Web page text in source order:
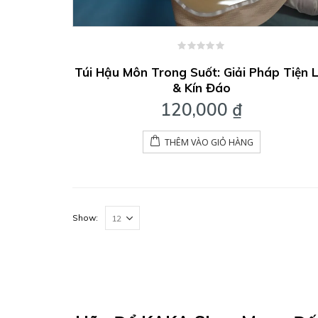
out
of
5
Túi Hậu Môn Trong Suốt: Giải Pháp Tiện
& Kín Đáo
120,000 ₫
THÊM VÀO GIỎ HÀNG
Show: